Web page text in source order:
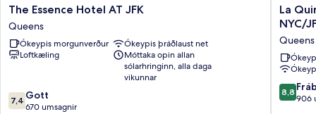
The
Essence
Hotel
AT
JFK
The Essence Hotel AT JFK
Queens
Ókeypis morgunverður
Ókeypis þráðlaust net
Loftkæling
Móttaka opin allan
sólarhringinn, alla daga
vikunnar
7.4
af
7,4 Gott
670 umsagnir
La
Quinta
&
Suites
By
Queens
La
NYC/
Queens
8.8
af
8,8
906